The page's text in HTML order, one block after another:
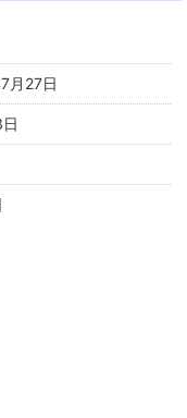
月27日